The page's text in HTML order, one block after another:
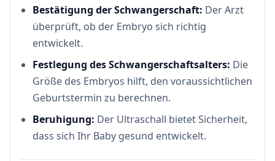
Bestätigung der Schwangerschaft: Der Arzt
überprüft, ob der Embryo sich richtig
entwickelt.
Festlegung des Schwangerschaftsalters: Die
Größe des Embryos hilft, den voraussichtlichen
Geburtstermin zu berechnen.
Beruhigung: Der Ultraschall bietet Sicherheit,
dass sich Ihr Baby gesund entwickelt.